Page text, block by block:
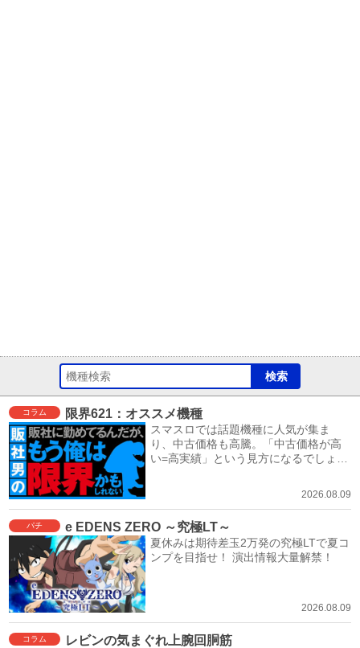
コラム 限界621：オススメ機種
スマスロでは話題機種に人気が集ま
り、中古価格も高騰。「中古価格が高
い=高実績」という見方になるでしょ
2026.08.09
パチ e EDENS ZERO ～究極LT～
夏休みは期待差玉2万発の究極LTで夏コ
ンプを目指せ！ 演出情報大量解禁！
2026.08.09
コラム レビンの気まぐれ上腕回胴筋